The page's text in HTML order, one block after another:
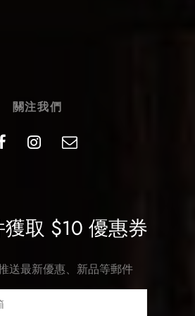
關注我們
取 $10 優惠券
送最新優惠、新品等郵件